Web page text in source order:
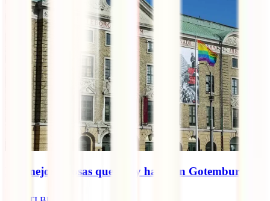
Las mejores cosas que ver y hacer en Gotemburgo